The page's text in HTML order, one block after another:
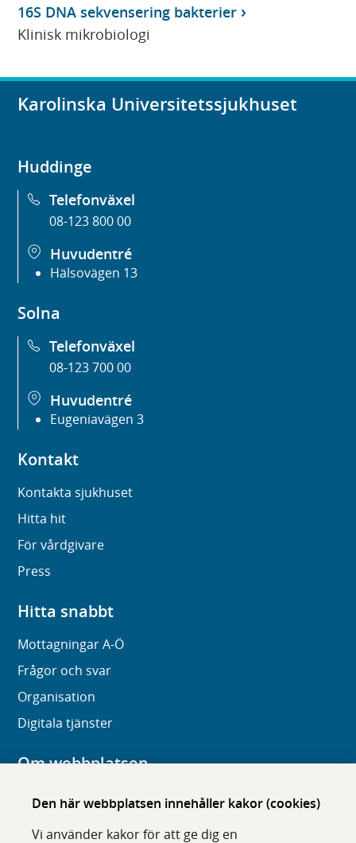
Den här webbplatsen innehåller kakor (cookies)
Vi använder kakor för att ge dig en
16S DNA sekvensering bakterier
Klinisk mikrobiologi
Karolinska Universitetssjukhuset
Huddinge
Telefonväxel
08-123 800 00
Huvudentré
Hälsovägen 13
Solna
Telefonväxel
08-123 700 00
Huvudentré
Eugeniavägen 3
Kontakt
Kontakta sjukhuset
Hitta hit
För vårdgivare
Press
Hitta snabbt
Mottagningar A-Ö
Frågor och svar
Organisation
Digitala tjänster
Om webbplatsen
Om karolinska.se